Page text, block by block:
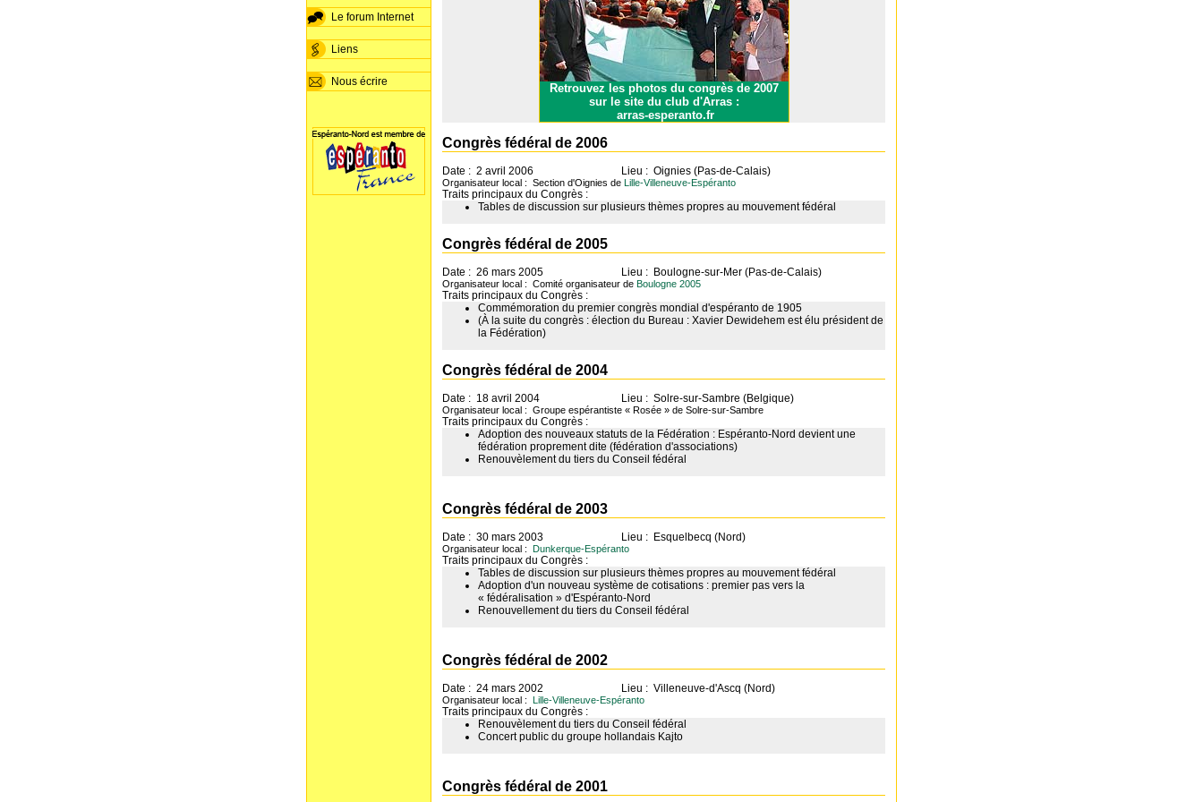
Le forum Internet
Liens
Nous écrire
Retrouvez les photos du congrès de 2007
sur le site du club d'Arras :
arras-esperanto.fr
Congrès fédéral de 2006
Date : 2 avril 2006 Lieu : Oignies (Pas-de-Calais)
Organisateur local : Section d'Oignies de Lille-Villeneuve-Espéranto
Traits principaux du Congrès :
Tables de discussion sur plusieurs thèmes propres au mouvement fédéral
Congrès fédéral de 2005
Date : 26 mars 2005 Lieu : Boulogne-sur-Mer (Pas-de-Calais)
Organisateur local : Comité organisateur de Boulogne 2005
Traits principaux du Congrès :
Commémoration du premier congrès mondial d'espéranto de 1905
(À la suite du congrès : élection du Bureau : Xavier Dewidehem est élu président de
la Fédération)
Congrès fédéral de 2004
Date : 18 avril 2004 Lieu : Solre-sur-Sambre (Belgique)
Organisateur local : Groupe espérantiste « Rosée » de Solre-sur-Sambre
Traits principaux du Congrès :
Adoption des nouveaux statuts de la Fédération : Espéranto-Nord devient une
fédération proprement dite (fédération d'associations)
Renouvèlement du tiers du Conseil fédéral
Congrès fédéral de 2003
Date : 30 mars 2003 Lieu : Esquelbecq (Nord)
Organisateur local : Dunkerque-Espéranto
Traits principaux du Congrès :
Tables de discussion sur plusieurs thèmes propres au mouvement fédéral
Adoption d'un nouveau système de cotisations : premier pas vers la
« fédéralisation » d'Espéranto-Nord
Renouvellement du tiers du Conseil fédéral
Congrès fédéral de 2002
Date : 24 mars 2002 Lieu : Villeneuve-d'Ascq (Nord)
Organisateur local : Lille-Villeneuve-Espéranto
Traits principaux du Congrès :
Renouvèlement du tiers du Conseil fédéral
Concert public du groupe hollandais Kajto
Congrès fédéral de 2001